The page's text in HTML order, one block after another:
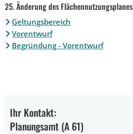
25. Änderung des Flächennutzungsplanes
Geltungsbereich
Vorentwurf
Begründung - Vorentwurf
Ihr Kontakt:
Planungsamt (A 61)